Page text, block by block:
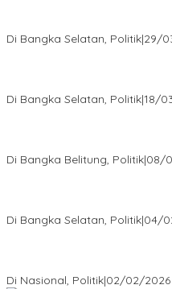
Di Bangka Selatan, Politik|29/
Di Bangka Selatan, Politik|18/
Di Bangka Belitung, Politik|08/
Di Bangka Selatan, Politik|04/
Di Nasional, Politik|02/02/2026